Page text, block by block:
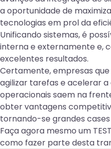
a oportunidade de
tecnologias em prol da
Unificando sistemas, é
interna e externamente e,
excelentes resultados.
Certamente, empresas
agilizar tarefas e acelerar a
operacionais saem na
obter vantagens
tornando-se grandes cases
Faça agora mesmo um
como fazer parte desta